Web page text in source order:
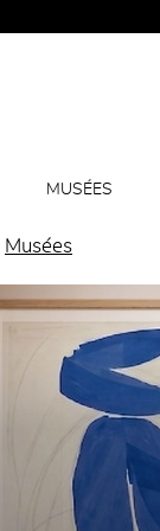
MUSÉES
Musées